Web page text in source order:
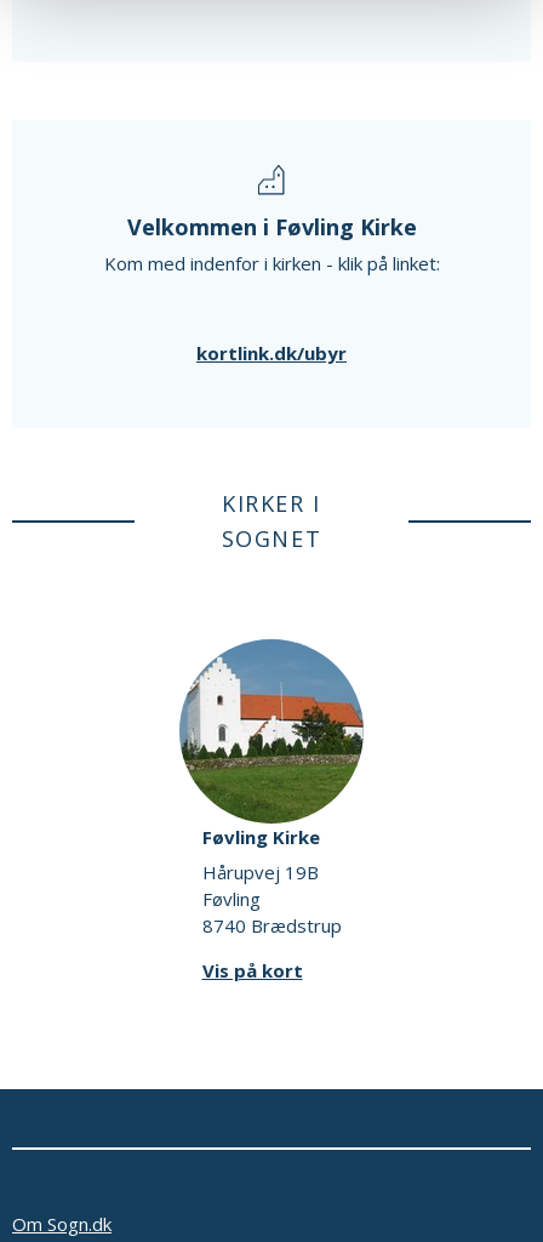
Velkommen i Føvling Kirke
Kom med indenfor i kirken - klik på linket:
kortlink.dk/ubyr
KIRKER I
SOGNET
Føvling Kirke
Hårupvej 19B
Føvling
8740 Brædstrup
Vis på kort
Om Sogn.dk